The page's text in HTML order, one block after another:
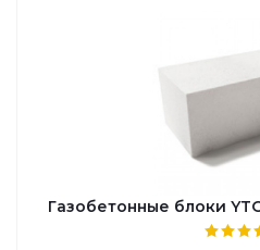
Газобетонные блоки